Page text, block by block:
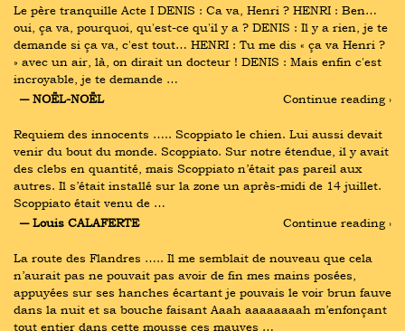
Le père tranquille Acte I DENIS : Ca va, Henri ? HENRI : Ben…
oui, ça va, pourquoi, qu'est-ce qu'il y a ? DENIS : Il y a rien, je te
demande si ça va, c'est tout… HENRI : Tu me dis « ça va Henri ?
» avec un air, là, on dirait un docteur ! DENIS : Mais enfin c'est
incroyable, je te demande …
― NOËL-NOËL
Continue reading ›
Requiem des innocents ….. Scoppiato le chien. Lui aussi devait
venir du bout du monde. Scoppiato. Sur notre étendue, il y avait
des clebs en quantité, mais Scoppiato n’était pas pareil aux
autres. Il s’était installé sur la zone un après-midi de 14 juillet.
Scoppiato était venu de …
― Louis CALAFERTE
Continue reading ›
La route des Flandres ….. Il me semblait de nouveau que cela
n’aurait pas ne pouvait pas avoir de fin mes mains posées,
appuyées sur ses hanches écartant je pouvais le voir brun fauve
dans la nuit et sa bouche faisant Aaah aaaaaaaah m’enfonçant
tout entier dans cette mousse ces mauves …